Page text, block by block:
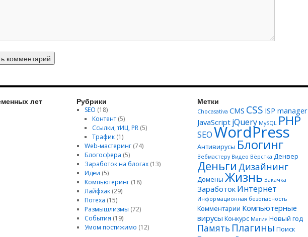
лет Рубрики
SEO (18)
Контент (5)
Ссылки, тИЦ, PR (5)
Трафик (1)
Web-мастеринг(74)
Блогосфера (5)
Заработок на блогах(13)
Идеи (5)
Компьютеринг(18)
Лайфхак(29)
Потеха (15)
Размышлизмы (72)
События (19)
Умом постижимо (12)
Метки
Chocasativa CMS CSS ISP manager
JavaScript jQuery MySQL PHP
SEOWordPress
Антивирусы Блогинг
Вебмастеру Видео Вёрстка Денвер
Деньги Дизайнинг
Домены Жизнь Закачка
Заработок Интернет
Информационная безопасность
Комментарии Компьютерные
вирусы Конкурс Магия Новый год
Память Плагины Поиск